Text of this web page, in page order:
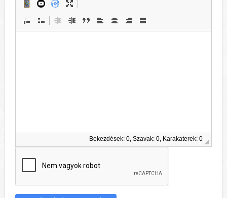
Bekezdések: 0, Szavak: 0, Karakaterek: 0